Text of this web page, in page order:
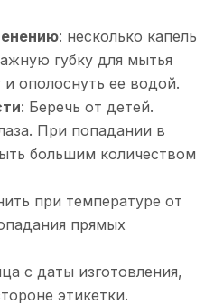
: несколько капель
губку для мытья
ополоснуть ее водой.
: Беречь от детей.
При попадании в
большим количеством
при температуре от
прямых
с даты изготовления,
этикетки.